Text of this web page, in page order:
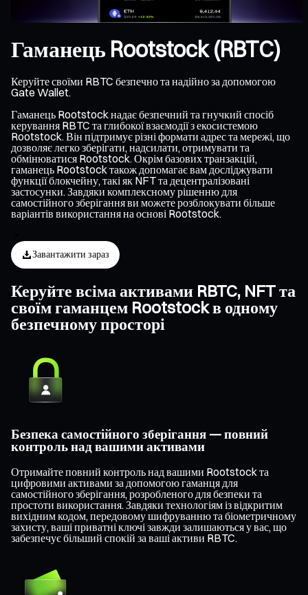
Гаманець Rootstock (RBTC)
Керуйте своїми RBTC безпечно та надійно за допомогою
Gate Wallet.
Гаманець Rootstock надає безпечний та гнучкий спосіб
керування RBTC та глибокої взаємодії з екосистемою
Rootstock. Він підтримує різні формати адрес та мережі, що
дозволяє легко зберігати, надсилати, отримувати та
обмінюватися Rootstock. Окрім базових транзакцій,
гаманець Rootstock також допомагає вам досліджувати
функції блокчейну, такі як NFT та децентралізовані
застосунки. Завдяки комплексному рішенню для
самостійного зберігання ви можете розблокувати більше
варіантів використання на основі Rootstock.
Завантажити зараз
Керуйте всіма активами RBTC, NFT та
своїм гаманцем Rootstock в одному
безпечному просторі
Безпека самостійного зберігання — повний
контроль над вашими активами
Отримайте повний контроль над вашими Rootstock та
цифровими активами за допомогою гаманця для
самостійного зберігання, розробленого для безпеки та
простоти використання. Завдяки технологіям із відкритим
вихідним кодом, передовому шифруванню та біометричному
захисту, ваші приватні ключі завжди залишаються у вас, що
забезпечує більший спокій за ваші активи RBTC.